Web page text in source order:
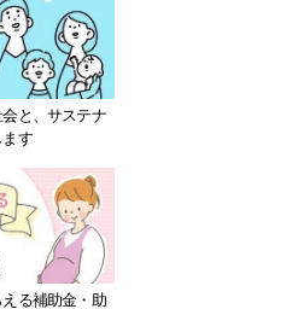
と、サステナ
す
る補助金・助